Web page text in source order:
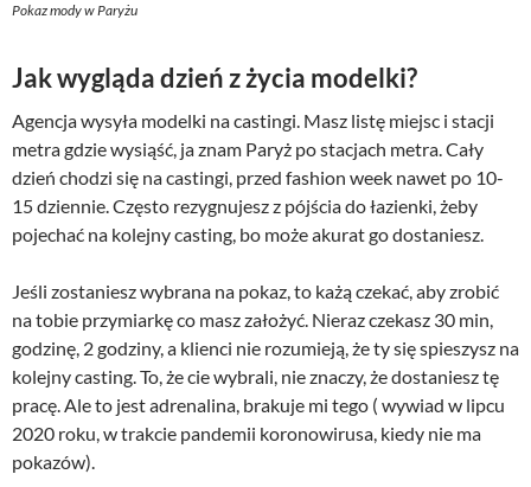
Pokaz mody w Paryżu
Jak wygląda dzień z życia modelki?
Agencja wysyła modelki na castingi. Masz listę miejsc i stacji
metra gdzie wysiąść, ja znam Paryż po stacjach metra. Cały
dzień chodzi się na castingi, przed fashion week nawet po 10-
15 dziennie. Często rezygnujesz z pójścia do łazienki, żeby
pojechać na kolejny casting, bo może akurat go dostaniesz.
Jeśli zostaniesz wybrana na pokaz, to każą czekać, aby zrobić
na tobie przymiarkę co masz założyć. Nieraz czekasz 30 min,
godzinę, 2 godziny, a klienci nie rozumieją, że ty się spieszysz na
kolejny casting. To, że cie wybrali, nie znaczy, że dostaniesz tę
pracę. Ale to jest adrenalina, brakuje mi tego ( wywiad w lipcu
2020 roku, w trakcie pandemii koronowirusa, kiedy nie ma
pokazów).